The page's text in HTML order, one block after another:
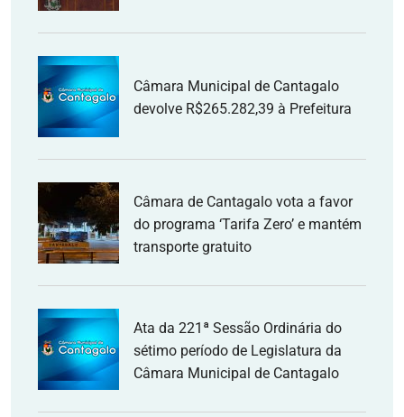
Câmara Municipal de Cantagalo
devolve R$265.282,39 à Prefeitura
Câmara de Cantagalo vota a favor
do programa ‘Tarifa Zero’ e mantém
transporte gratuito
Ata da 221ª Sessão Ordinária do
sétimo período de Legislatura da
Câmara Municipal de Cantagalo